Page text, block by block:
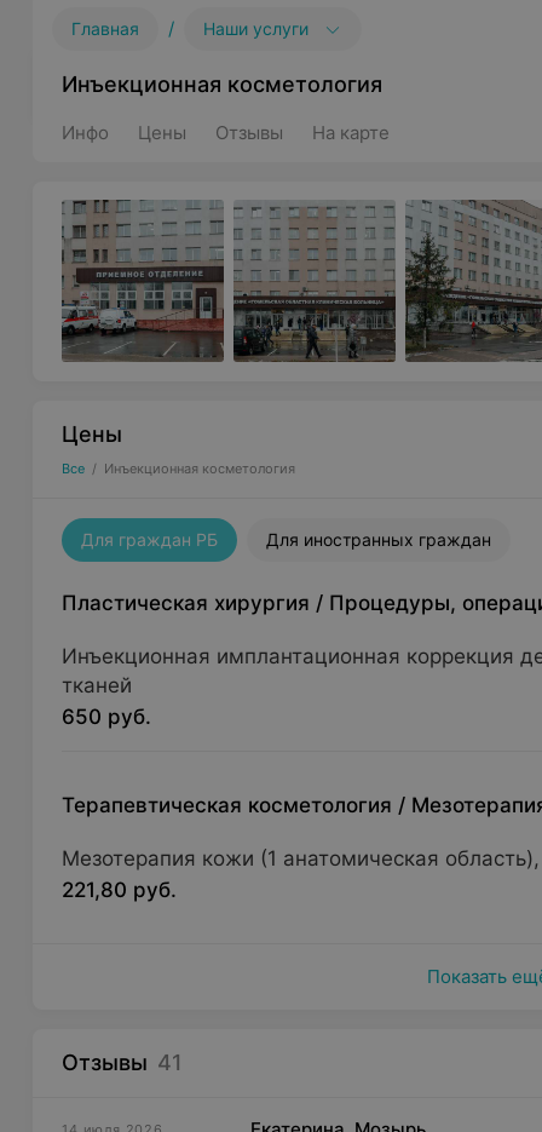
Главная / Наши услуги
Инъекционная косметология
Инфо Цены Отзывы На карте
Цены
Все / Инъекционная косметология
Для граждан РБ Для иностранных граждан
Пластическая хирургия / Процедуры,
Инъекционная имплантационная коррекция
тканей
650 руб.
Терапевтическая косметология /
Мезотерапия кожи (1 анатомическая
221,80 руб.
Показать
Отзывы 41